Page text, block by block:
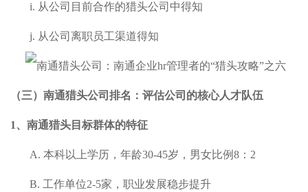
i. 从公司目前合作的猎头公司中得知
j. 从公司离职员工渠道得知
（三） 南通猎头公司排名： 评估公司的核心人才队伍
1、 南通猎头目标群体的特征
A. 本科以上学历，年龄30-45岁，男女比例8：2
B. 工作单位2-5家，职业发展稳步提升